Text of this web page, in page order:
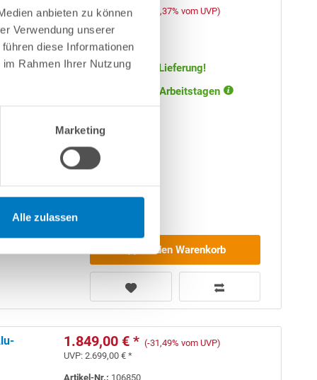
anbieten zu können
Verwendung unserer
diese Informationen
Rahmen Ihrer Nutzung
Marketing
Alle zulassen
und
Made in
1.949,00 € *
(-30,37% vom UVP)
Artikel-Nr.:106849
Versandkostenfreie Lieferung!
Lieferung in ca. 3-6 Arbeitstagen
In den Warenkorb
1.849,00 € * (-31,49% vom UVP)
UVP:2.699,00 € *
Artikel-Nr.: 106850